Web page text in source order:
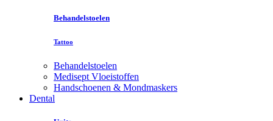
Behandelstoelen
Tattoo
Behandelstoelen
Medisept Vloeistoffen
Handschoenen & Mondmaskers
Dental